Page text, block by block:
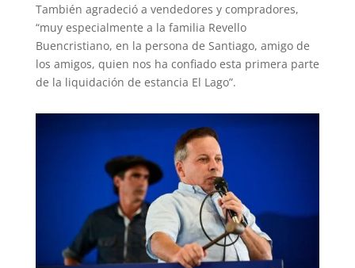
También agradeció a vendedores y compradores,
“muy especialmente a la familia Revello
Buencristiano, en la persona de Santiago, amigo de
los amigos, quien nos ha confiado esta primera parte
de la liquidación de estancia El Lago”.